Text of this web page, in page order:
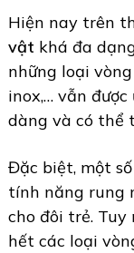
Hiện nay trên
vật khá đa
những loại
inox,… vẫn
dàng và có thể
Đặc biệt, một
tính năng rung
cho đôi trẻ. Tuy
hết các loại